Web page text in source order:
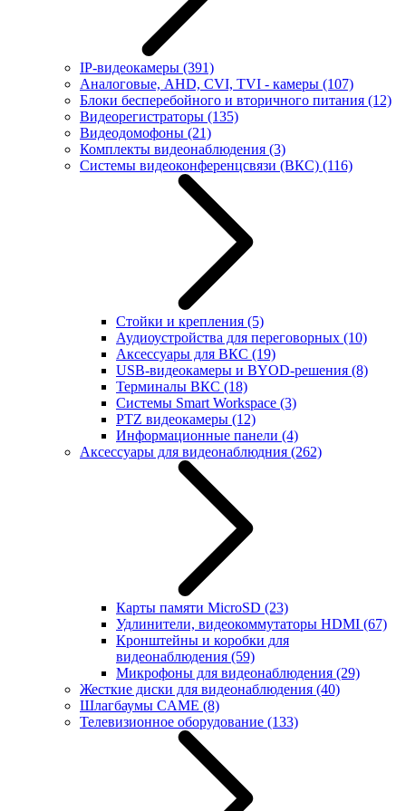
IP-видеокамеры (391)
Аналоговые, AHD, CVI, TVI - камеры (107)
Блоки бесперебойного и вторичного питания (12)
Видеорегистраторы (135)
Видеодомофоны (21)
Комплекты видеонаблюдения (3)
Системы видеоконференцсвязи (ВКС) (116)
Стойки и крепления (5)
Аудиоустройства для переговорных (10)
Аксессуары для ВКС (19)
USB-видеокамеры и BYOD-решения (8)
Терминалы ВКС (18)
Системы Smart Workspace (3)
PTZ видеокамеры (12)
Информационные панели (4)
Аксессуары для видеонаблюдния (262)
Карты памяти MicroSD (23)
Удлинители, видеокоммутаторы HDMI (67)
Кронштейны и коробки для
видеонаблюдения (59)
Микрофоны для видеонаблюдения (29)
Жесткие диски для видеонаблюдения (40)
Шлагбаумы CAME (8)
Телевизионное оборудование (133)